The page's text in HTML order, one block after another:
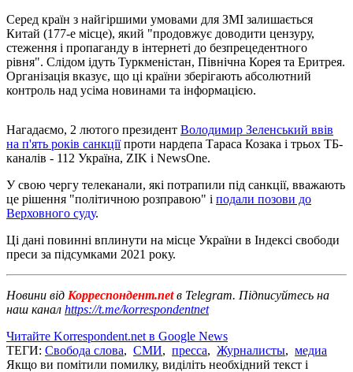
Серед країн з найгіршими умовами для ЗМІ залишається
Китай (177-е місце), який "продовжує доводити цензуру,
стеження і пропаганду в інтернеті до безпрецедентного
рівня". Слідом ідуть Туркменістан, Північна Корея та Еритрея.
Організація вказує, що ці країни зберігають абсолютний
контроль над усіма новинами та інформацією.
Нагадаємо, 2 лютого президент Володимир Зеленський ввів
на п'ять років санкціїпроти нардепа Тараса Козака і трьох ТБ-
каналів - 112 Україна, ZIK і NewsOne.
У свою чергу телеканали, які потрапили під санкції, вважають
це рішення "політичною розправою" і подали позови до
Верховного суду.
Ці дані повинні вплинути на місце України в Індексі свободи
преси за підсумками 2021 року.
Новини від Корреспондент.netв Telegram. Підписуйтесь на
наш канал https://t.me/korrespondentnet
Читайте Korrespondent.net в Google News
ТЕГИ: Свобода слова, СМИ, пресса, Журналисты, медиа
Якщо ви помітили помилку, виділіть необхідний текст і